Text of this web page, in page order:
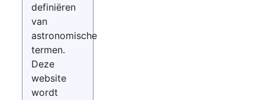
definiëren
van
astronomische
termen.
Deze
website
wordt